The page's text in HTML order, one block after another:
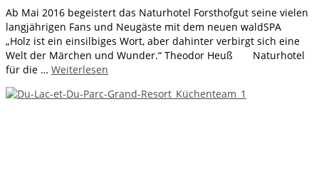
Ab Mai 2016 begeistert das Naturhotel Forsthofgut seine vielen
langjährigen Fans und Neugäste mit dem neuen waldSPA
„Holz ist ein einsilbiges Wort, aber dahinter verbirgt sich eine
Welt der Märchen und Wunder.“ Theodor Heuß Naturhotel
für die … Weiterlesen